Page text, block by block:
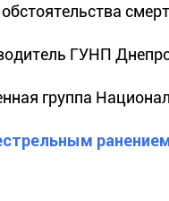
ГУНП
группа